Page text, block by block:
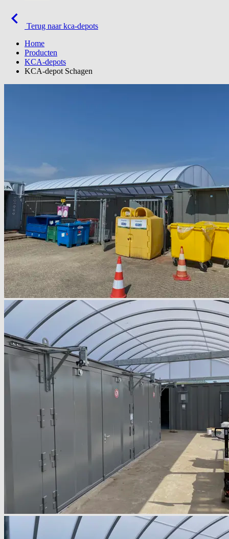
Terug naar kca-depots
Home
Producten
KCA-depots
KCA-depot Schagen